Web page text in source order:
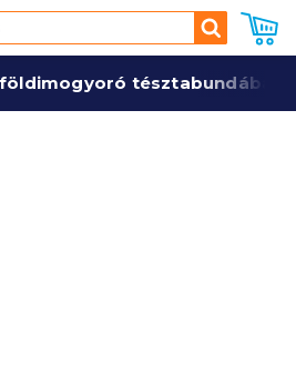
Keresés
földimogyoró tésztabundában